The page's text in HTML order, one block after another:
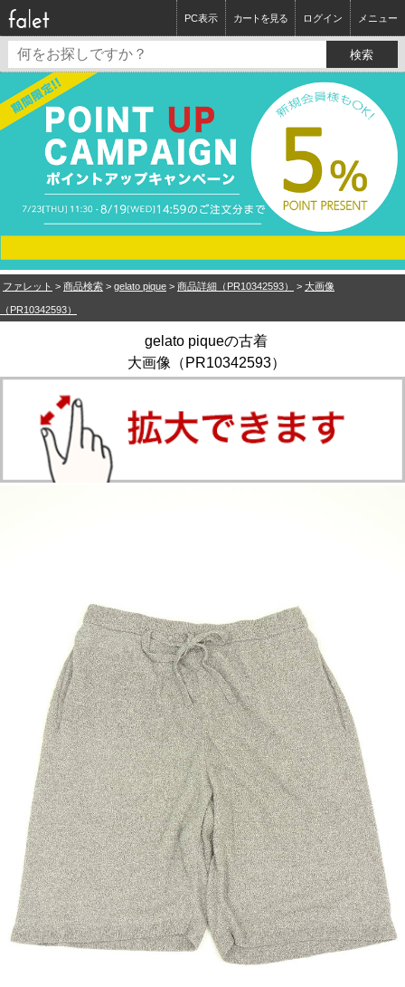
ログイン メニュー
カートを見る
PC表示
ファレット > 商品検索 > gelato pique > 商品詳細（PR10342593） > 大画像
（PR10342593）
gelato piqueの古着
大画像（PR10342593）